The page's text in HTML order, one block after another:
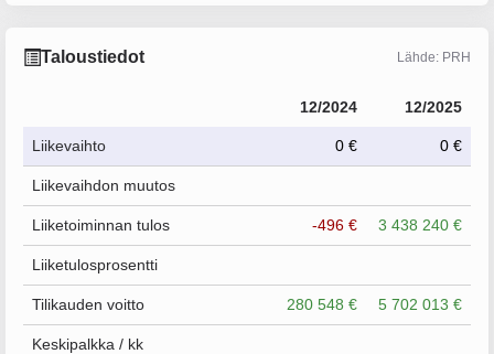
Taloustiedot Lähde: PRH
12/2024 12/2025
Liikevaihto 0 € 0 €
Liikevaihdon muutos
Liiketoiminnan tulos -496 € 3 438 240 €
Liiketulosprosentti
Tilikauden voitto 280 548 € 5 702 013 €
Keskipalkka / kk